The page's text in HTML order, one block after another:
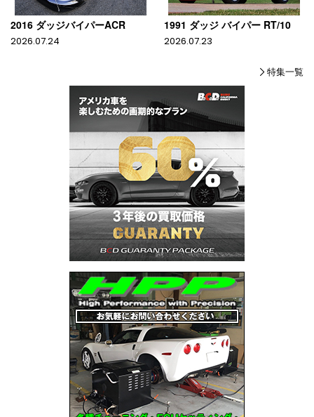
2016 ダッジバイパーACR
2026.07.24
1991 ダッジ バイパー RT/10
2026.07.23
特集一覧